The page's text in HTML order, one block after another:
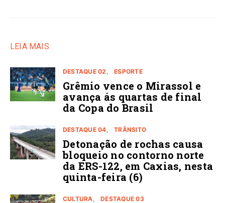
LEIA MAIS
DESTAQUE 02 ESPORTE
Grêmio vence o Mirassol e
avança ás quartas de final
da Copa do Brasil
DESTAQUE 04 TRÂNSITO
Detonação de rochas causa
bloqueio no contorno norte
da ERS-122, em Caxias, nesta
quinta-feira (6)
CULTURA DESTAQUE 03